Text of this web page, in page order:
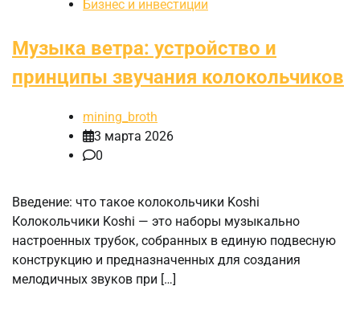
Бизнес и инвестиции
Музыка ветра: устройство и
принципы звучания колокольчиков
mining_broth
3 марта 2026
0
Введение: что такое колокольчики Koshi
Колокольчики Koshi — это наборы музыкально
настроенных трубок, собранных в единую подвесную
конструкцию и предназначенных для создания
мелодичных звуков при […]